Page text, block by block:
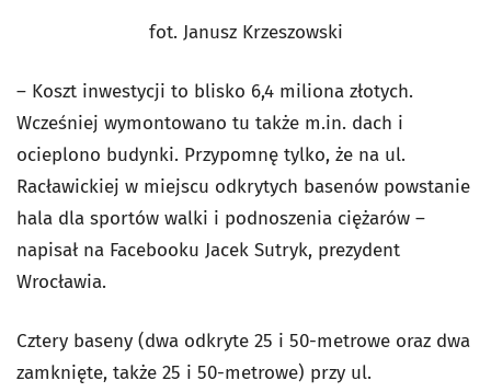
fot. Janusz Krzeszowski
– Koszt inwestycji to blisko 6,4 miliona złotych.
Wcześniej wymontowano tu także m.in. dach i
ocieplono budynki. Przypomnę tylko, że na ul.
Racławickiej w miejscu odkrytych basenów powstanie
hala dla sportów walki i podnoszenia ciężarów –
napisał na Facebooku Jacek Sutryk, prezydent
Wrocławia.
Cztery baseny (dwa odkryte 25 i 50-metrowe oraz dwa
zamknięte, także 25 i 50-metrowe) przy ul.